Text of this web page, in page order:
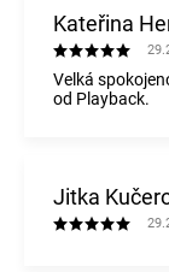
Kateřina
Velká
od Playback.
Jitka